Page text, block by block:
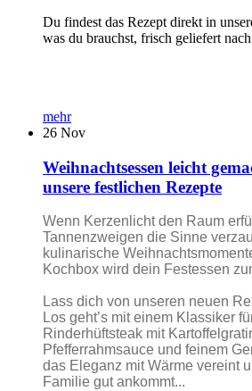
Du findest das Rezept direkt in
was du brauchst, frisch geliefert
mehr
26 Nov
Weihnachtsessen leicht
unsere festlichen Rezepte
Wenn Kerzenlicht den Raum
Tannenzweigen die Sinne
kulinarische
Kochbox wird dein Festessen
Lass dich von unseren neuen
Los geht’s mit einem Klassiker
Rinderhüftsteak mit
Pfefferrahmsauce und feinem
das Eleganz mit Wärme vereint
Familie gut ankommt...